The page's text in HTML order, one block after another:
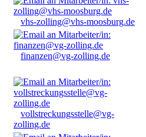
vhs-zolling@vhs-moosburg.de
finanzen@vg-zolling.de
vollstreckungsstelle@vg-
zolling.de